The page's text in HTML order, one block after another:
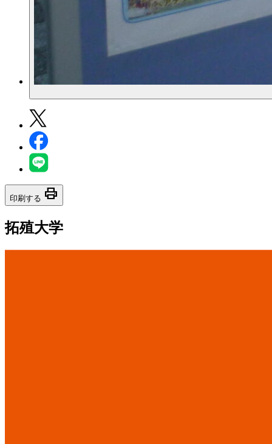
印刷する print
拓殖大学